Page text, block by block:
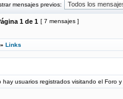
mensajes previos:
1 de 1 [ 7 mensajes ]
» Links
usuarios registrados visitando el Foro